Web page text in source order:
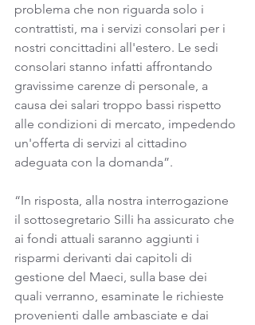
problema che non riguarda solo i
contrattisti, ma i servizi consolari per i
nostri concittadini all'estero. Le sedi
consolari stanno infatti affrontando
gravissime carenze di personale, a
causa dei salari troppo bassi rispetto
alle condizioni di mercato, impedendo
un'offerta di servizi al cittadino
adeguata con la domanda”.
“In risposta, alla nostra interrogazione
il sottosegretario Silli ha assicurato che
ai fondi attuali saranno aggiunti i
risparmi derivanti dai capitoli di
gestione del Maeci, sulla base dei
quali verranno, esaminate le richieste
provenienti dalle ambasciate e dai